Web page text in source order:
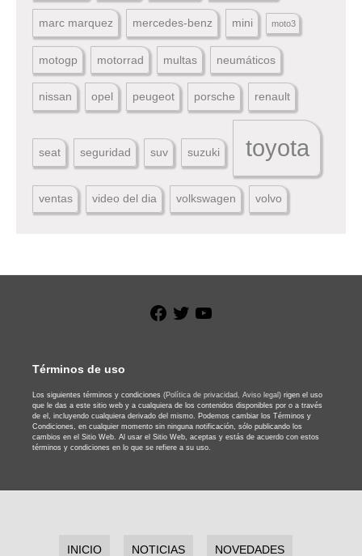
marc marquez mercedes-benz mini moto3
motogp motorrad multas neumáticos
nissan opel peugeot porsche renault
seat seguridad suv suzuki toyota
ventas video del dia volkswagen volvo
Facebook
Twitter
Términos de uso
Los siguientes términos y condiciones (Política de privacidad, Aviso legal) rigen el uso
que le das a este sitio web y a cualquiera de los contenidos disponibles por o a través
de el, incluyendo cualquiera derivado del mismo. Podemos cambiar los Términos y
Condiciones, en cualquier momento sin ninguna notificación, sólo publicando los
cambios en el Sitio Web. Al usar el Sitio Web, aceptas y estás de acuerdo con estos
términos y condiciones en lo que se refiere a su uso.
INICIO NOTICIAS NOVEDADES